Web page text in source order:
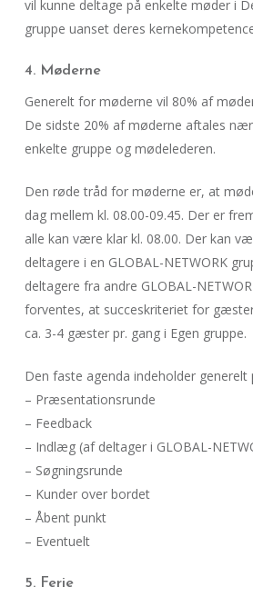
vil kunne deltage på enkelte møder i
gruppe uanset deres
4. Møderne
Generelt for møderne vil 80% af
De sidste 20% af møderne aftales
enkelte gruppe og mødelederen.
Den røde tråd for møderne er, at
dag mellem kl. 08.00-09.45. Der er
alle kan være klar kl. 08.00. Der kan
deltagere i en GLOBAL-NETWORK
deltagere fra andre GLOBAL-
forventes, at succeskriteriet for
ca. 3-4 gæster pr. gang i Egen gruppe.
Den faste agenda indeholder generelt
– Præsentationsrunde
– Feedback
– Indlæg (af deltager i GLOBAL-
– Søgningsrunde
– Kunder over bordet
– Åbent punkt
– Eventuelt
5. Ferie